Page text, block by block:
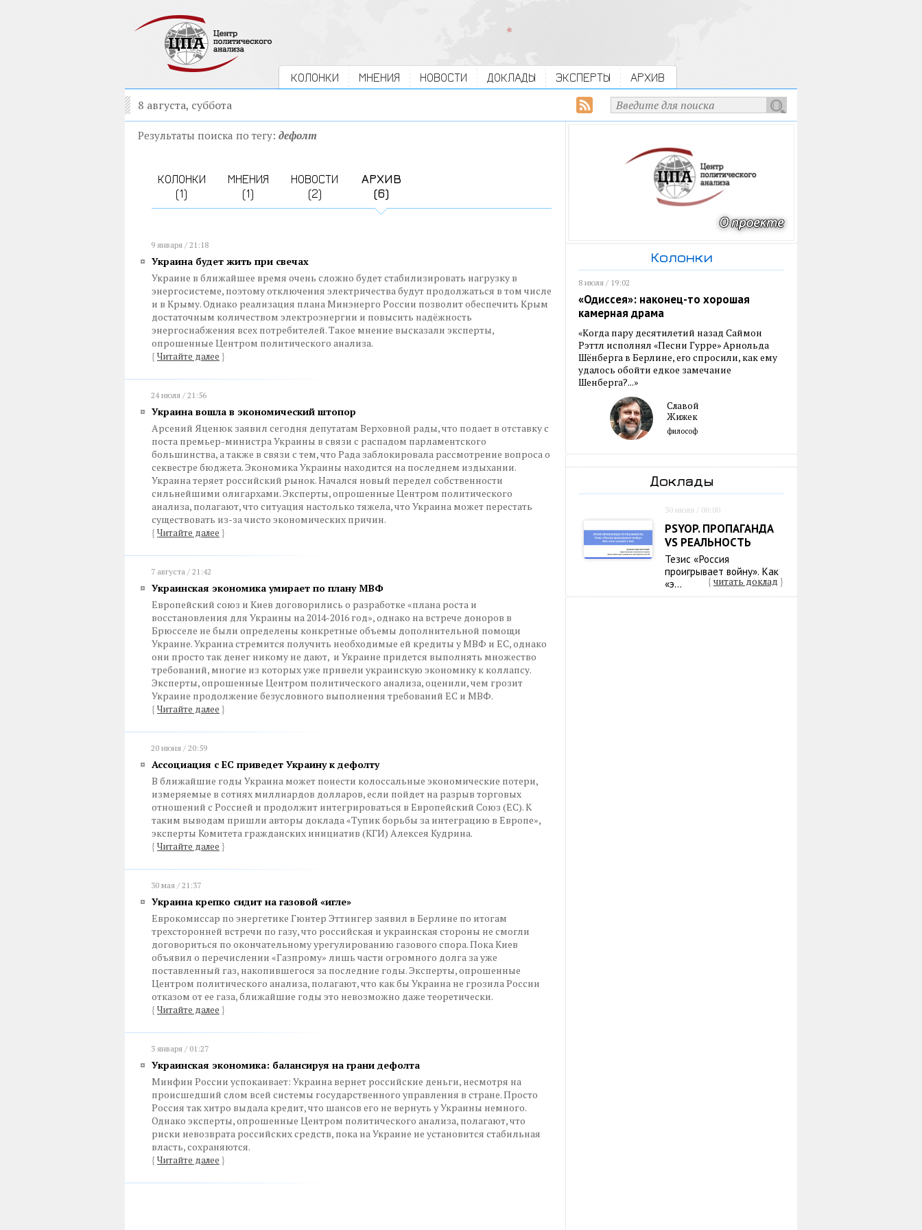
КОЛОНКИ МНЕНИЯ НОВОСТИ ДОКЛАДЫ ЭКСПЕРТЫ АРХИВ
8 августа, суббота
Результаты поиска по тегу: дефолт
КОЛОНКИ
(1)
МНЕНИЯ
(1)
НОВОСТИ
(2)
АРХИВ
(6)
9 января / 21:18
Украина будет жить при свечах
Украине в ближайшее время очень сложно будет стабилизировать нагрузку в
энергосистеме, поэтому отключения электричества будут продолжаться в том числе
и в Крыму. Однако реализация плана Минэнерго России позволит обеспечить Крым
достаточным количеством электроэнергии и повысить надёжность
энергоснабжения всех потребителей. Такое мнение высказали эксперты,
опрошенные Центром политического анализа.
{ Читайте далее }
24 июля / 21:56
Украина вошла в экономический штопор
Арсений Яценюк заявил сегодня депутатам Верховной рады, что подает в отставку с
поста премьер-министра Украины в связи с распадом парламентского
большинства, а также в связи с тем, что Рада заблокировала рассмотрение вопроса о
секвестре бюджета. Экономика Украины находится на последнем издыхании.
Украина теряет российский рынок. Начался новый передел собственности
сильнейшими олигархами. Эксперты, опрошенные Центром политического
анализа, полагают, что ситуация настолько тяжела, что Украина может перестать
существовать из-за чисто экономических причин.
{ Читайте далее }
7 августа / 21:42
Украинская экономика умирает по плану МВФ
Европейский союз и Киев договорились о разработке «плана роста и
восстановления для Украины на 2014-2016 год», однако на встрече доноров в
Брюсселе не были определены конкретные объемы дополнительной помощи
Украине. Украина стремится получить необходимые ей кредиты у МВФ и ЕС, однако
они просто так денег никому не дают, и Украине придется выполнять множество
требований, многие из которых уже привели украинскую экономику к коллапсу.
Эксперты, опрошенные Центром политического анализа, оценили, чем грозит
Украине продолжение безусловного выполнения требований ЕС и МВФ.
{ Читайте далее }
20 июня / 20:59
Ассоциация с ЕС приведет Украину к дефолту
В ближайшие годы Украина может понести колоссальные экономические потери,
измеряемые в сотнях миллиардов долларов, если пойдет на разрыв торговых
отношений с Россией и продолжит интегрироваться в Европейский Союз (ЕС). К
таким выводам пришли авторы доклада «Тупик борьбы за интеграцию в Европе»,
эксперты Комитета гражданских инициатив (КГИ) Алексея Кудрина.
{ Читайте далее }
30 мая / 21:37
Украина крепко сидит на газовой «игле»
Еврокомиссар по энергетике Гюнтер Эттингер заявил в Берлине по итогам
трехсторонней встречи по газу, что российская и украинская стороны не смогли
договориться по окончательному урегулированию газового спора. Пока Киев
объявил о перечислении «Газпрому» лишь части огромного долга за уже
поставленный газ, накопившегося за последние годы. Эксперты, опрошенные
Центром политического анализа, полагают, что как бы Украина не грозила России
отказом от ее газа, ближайшие годы это невозможно даже теоретически.
{ Читайте далее }
3 января / 01:27
Украинская экономика: балансируя на грани дефолта
Минфин России успокаивает: Украина вернет российские деньги, несмотря на
происшедший слом всей системы государственного управления в стране. Просто
Россия так хитро выдала кредит, что шансов его не вернуть у Украины немного.
Однако эксперты, опрошенные Центром политического анализа, полагают, что
риски невозврата российских средств, пока на Украине не установится стабильная
власть, сохраняются.
{ Читайте далее }
Колонки
8 июля / 19:02
«Одиссея»: наконец-то хорошая
камерная драма
«Когда пару десятилетий назад Саймон
Рэттл исполнял «Песни Гурре» Арнольда
Шёнберга в Берлине, его спросили, как ему
удалось обойти едкое замечание
Шенберга?...»
Славой
Жижек
философ
Доклады
30 июля / 00:00
PSYOP. ПРОПАГАНДА
VS РЕАЛЬНОСТЬ
Тезис «Россия
проигрывает войну». Как
«э...
{ читать доклад }